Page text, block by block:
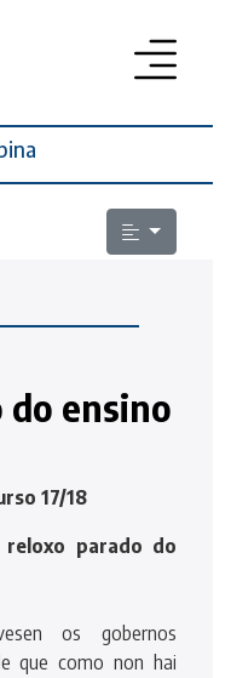
do ensino
17/18
reloxo parado do
os gobernos
que como non hai